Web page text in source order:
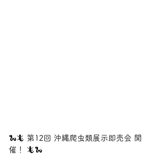
🐍🦎 第12回 沖縄爬虫類展示即売会 開
催！ 🦎🐍